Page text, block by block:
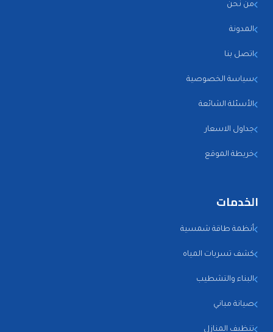
من نحن
المدونة
اتصل بنا
سياسة الخصوصية
الأسئلة الشائعة
جداول الاسعار
خريطة الموقع
الخدمات
أنظمة طاقة شمسية
كشف تسربات المياه
البناء والتشطيب
صيانة مباني
تنظيف المنازل